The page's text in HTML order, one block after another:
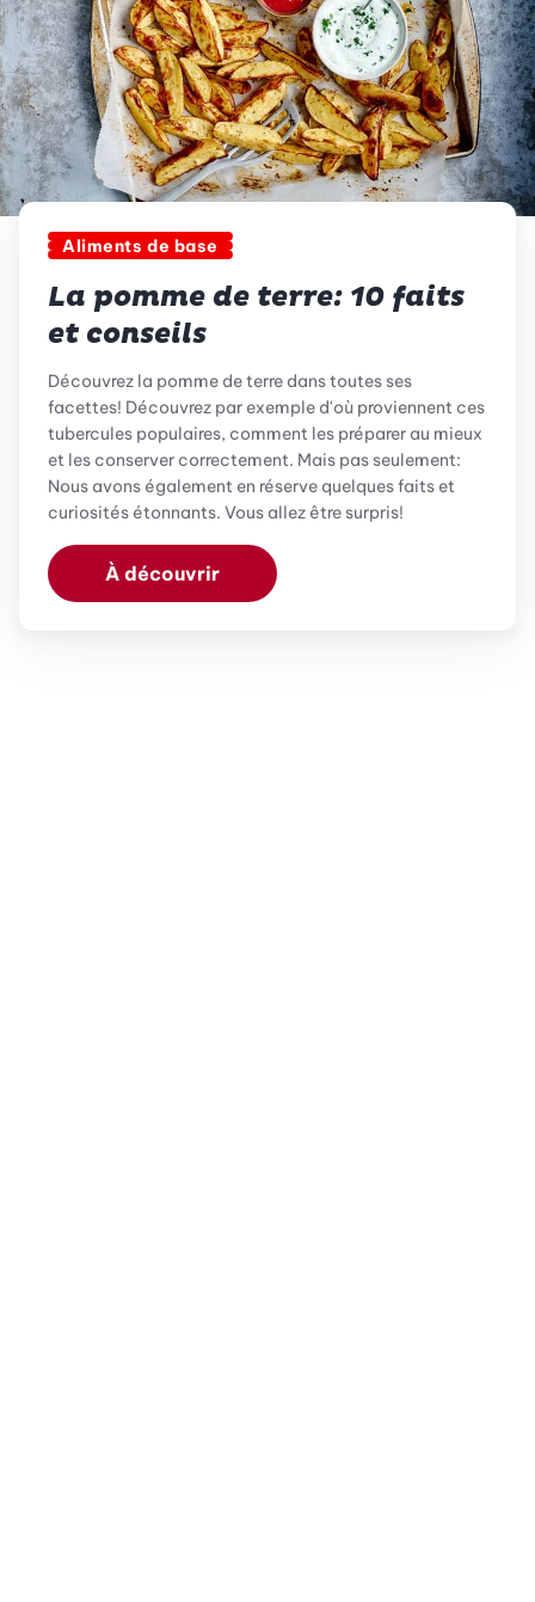
Aliments de base
La pomme de terre: 10 faits
et conseils
Découvrez la pomme de terre dans toutes ses
facettes! Découvrez par exemple d'où proviennent ces
tubercules populaires, comment les préparer au mieux
et les conserver correctement. Mais pas seulement:
Nous avons également en réserve quelques faits et
curiosités étonnants. Vous allez être surpris!
À découvrir